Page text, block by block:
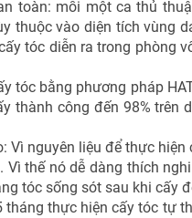
toàn: mỗi một ca thủ
thuộc vào diện tích vùng
tóc diễn ra trong phòng
tóc bằng phương pháp
thành công đến 98% trên
Vì nguyên liệu để thực
Vì thế nó dễ dàng thích
tóc sống sót sau khi cấy
tháng thực hiện cấy tóc tự